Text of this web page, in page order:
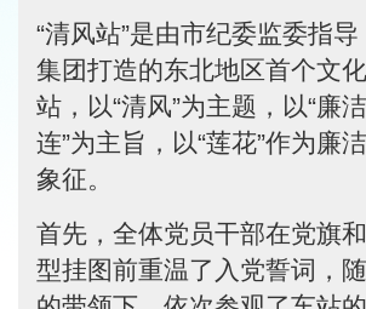
“清风站”是由市纪委监委指
集团打造的东北地区首个文
站，以“清风”为主题，以“廉
连”为主旨，以“莲花”作为廉
象征。
首先，全体党员干部在党旗
型挂图前重温了入党誓词，